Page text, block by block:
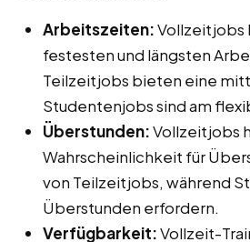
Arbeitszeiten:Vollzeitjobs
festesten und längsten
Teilzeitjobs bieten eine
Studentenjobs sind am
Überstunden:Vollzeitjobs
Wahrscheinlichkeit für
von Teilzeitjobs, während
Überstunden erfordern.
Verfügbarkeit:Vollzeit-